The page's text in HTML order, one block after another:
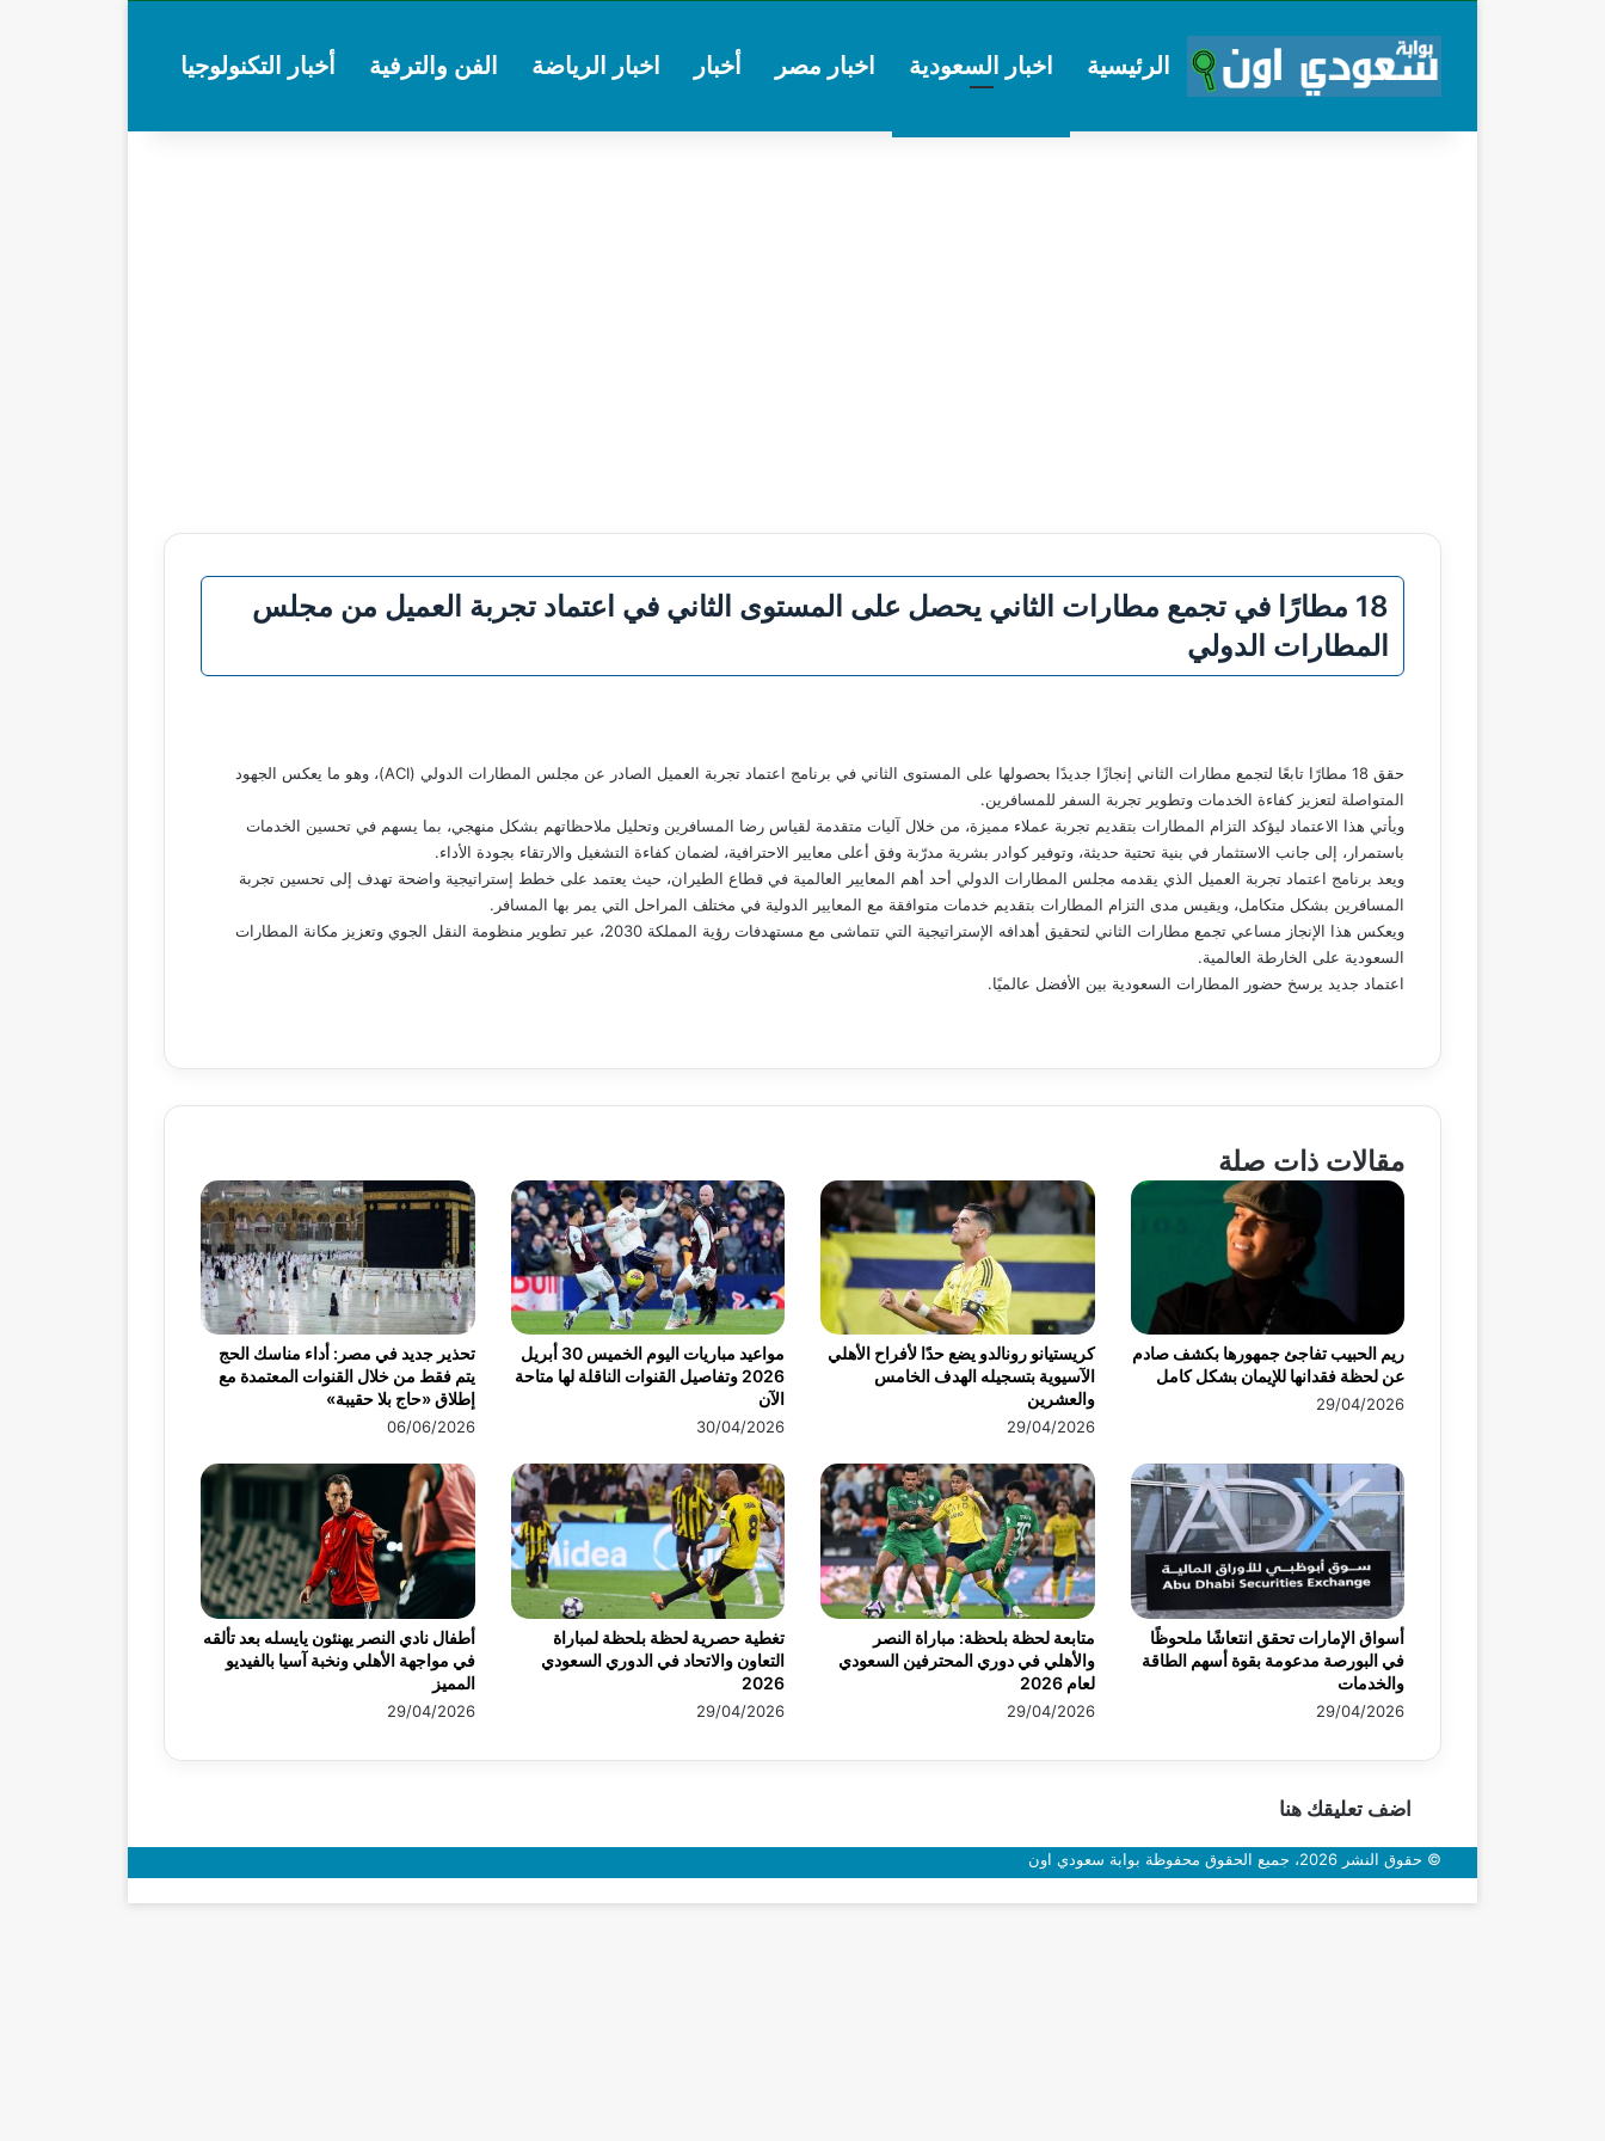
الرئيسية اخبار السعودية اخبار مصر أخبار اخبار الرياضة الفن والترفية أخبار التكنولوجيا
18 مطارًا في تجمع مطارات الثاني يحصل على المستوى الثاني في اعتماد تجربة العميل من مجلس
المطارات الدولي
حقق 18 مطارًا تابعًا لتجمع مطارات الثاني إنجازًا جديدًا بحصولها على المستوى الثاني في برنامج اعتماد تجربة العميل الصادر عن مجلس المطارات الدولي (ACI)، وهو ما يعكس الجهود
المتواصلة لتعزيز كفاءة الخدمات وتطوير تجربة السفر للمسافرين.
ويأتي هذا الاعتماد ليؤكد التزام المطارات بتقديم تجربة عملاء مميزة، من خلال آليات متقدمة لقياس رضا المسافرين وتحليل ملاحظاتهم بشكل منهجي، بما يسهم في تحسين الخدمات
باستمرار، إلى جانب الاستثمار في بنية تحتية حديثة، وتوفير كوادر بشرية مدرّبة وفق أعلى معايير الاحترافية، لضمان كفاءة التشغيل والارتقاء بجودة الأداء.
ويعد برنامج اعتماد تجربة العميل الذي يقدمه مجلس المطارات الدولي أحد أهم المعايير العالمية في قطاع الطيران، حيث يعتمد على خطط إستراتيجية واضحة تهدف إلى تحسين تجربة
المسافرين بشكل متكامل، ويقيس مدى التزام المطارات بتقديم خدمات متوافقة مع المعايير الدولية في مختلف المراحل التي يمر بها المسافر.
ويعكس هذا الإنجاز مساعي تجمع مطارات الثاني لتحقيق أهدافه الإستراتيجية التي تتماشى مع مستهدفات رؤية المملكة 2030، عبر تطوير منظومة النقل الجوي وتعزيز مكانة المطارات
السعودية على الخارطة العالمية.
اعتماد جديد يرسخ حضور المطارات السعودية بين الأفضل عالميًا.
مقالات ذات صلة
تحذير جديد في مصر: أداء مناسك الحج
يتم فقط من خلال القنوات المعتمدة مع
إطلاق «حاج بلا حقيبة»
06/06/2026
مواعيد مباريات اليوم الخميس 30 أبريل
2026 وتفاصيل القنوات الناقلة لها متاحة
الآن
30/04/2026
كريستيانو رونالدو يضع حدًا لأفراح الأهلي
الآسيوية بتسجيله الهدف الخامس
والعشرين
29/04/2026
ريم الحبيب تفاجئ جمهورها بكشف صادم
عن لحظة فقدانها للإيمان بشكل كامل
29/04/2026
أطفال نادي النصر يهنئون يايسله بعد تألقه
في مواجهة الأهلي ونخبة آسيا بالفيديو
المميز
29/04/2026
تغطية حصرية لحظة بلحظة لمباراة
التعاون والاتحاد في الدوري السعودي
2026
29/04/2026
متابعة لحظة بلحظة: مباراة النصر
والأهلي في دوري المحترفين السعودي
لعام 2026
29/04/2026
أسواق الإمارات تحقق انتعاشًا ملحوظًا
في البورصة مدعومة بقوة أسهم الطاقة
والخدمات
29/04/2026
اضف تعليقك هنا
© حقوق النشر 2026، جميع الحقوق محفوظة بوابة سعودي اون